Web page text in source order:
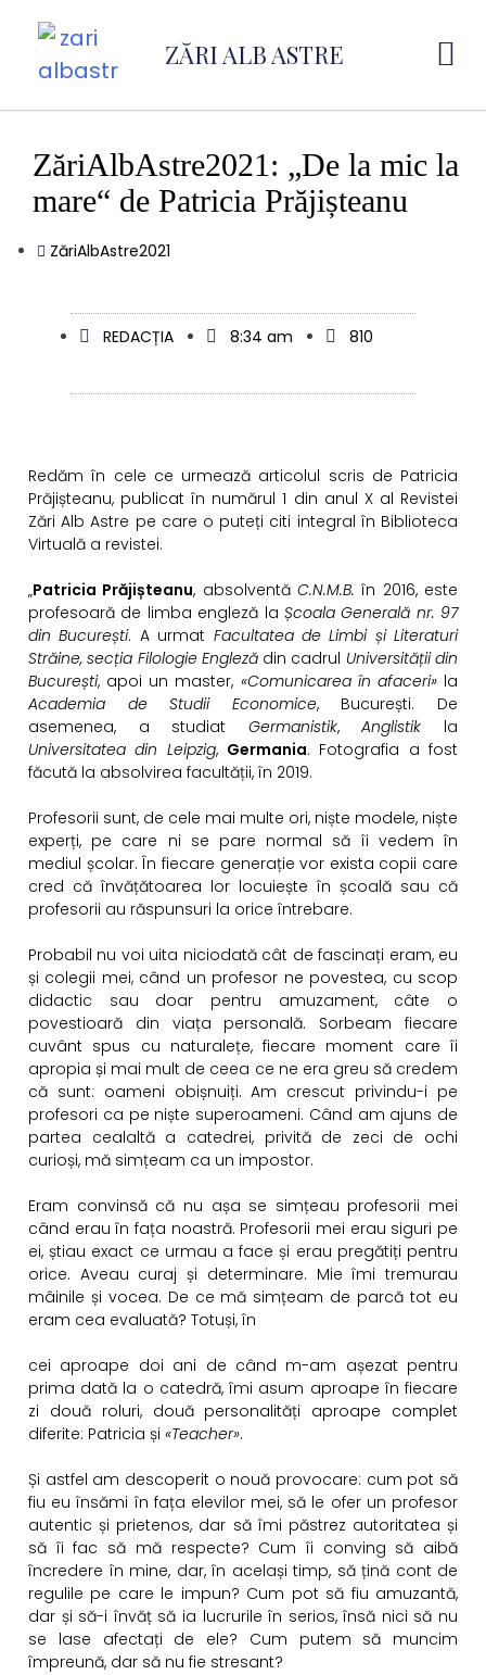
ZĂRI ALB ASTRE
ZăriAlbAstre2021: „De la mic la
mare“ de Patricia Prăjișteanu
ZăriAlbAstre2021
REDACȚIA 8:34 am 810
Redăm în cele ce urmează articolul scris de Patricia
Prăjișteanu, publicat în numărul 1 din anul X al Revistei
Zări Alb Astre pe care o puteți citi integral în Biblioteca
Virtuală a revistei.
„Patricia Prăjișteanu, absolventăC.N.M.B. în 2016, este
profesoară de limba engleză la Școala Generală nr. 97
din București. A urmat Facultatea de Limbi și Literaturi
Străine, secția Filologie Englezădin cadrul Universității din
București, apoi un master, «Comunicarea în afaceri»la
Academia de Studii Economice, București. De
asemenea, a studiat Germanistik,Anglistik la
Universitatea din Leipzig, Germania. Fotografia a fost
făcută la absolvirea facultății, în 2019.
Profesorii sunt, de cele mai multe ori, niște modele, niște
experți, pe care ni se pare normal să îi vedem în
mediul școlar. În fiecare generație vor exista copii care
cred că învățătoarea lor locuiește în școală sau că
profesorii au răspunsuri la orice întrebare.
Probabil nu voi uita niciodată cât de fascinați eram, eu
și colegii mei, când un profesor ne povestea, cu scop
didactic sau doar pentru amuzament, câte o
povestioară din viața personală. Sorbeam fiecare
cuvânt spus cu naturalețe, fiecare moment care îi
apropia și mai mult de ceea ce ne era greu să credem
că sunt: oameni obișnuiți. Am crescut privindu-i pe
profesori ca pe niște superoameni. Când am ajuns de
partea cealaltă a catedrei, privită de zeci de ochi
curioși, mă simțeam ca un impostor.
Eram convinsă că nu așa se simțeau profesorii mei
când erau în fața noastră. Profesorii mei erau siguri pe
ei, știau exact ce urmau a face și erau pregătiți pentru
orice. Aveau curaj și determinare. Mie îmi tremurau
mâinile și vocea. De ce mă simțeam de parcă tot eu
eram cea evaluată? Totuși, în
cei aproape doi ani de când m-am așezat pentru
prima dată la o catedră, îmi asum aproape în fiecare
zi două roluri, două personalități aproape complet
diferite: Patricia și «Teacher».
Și astfel am descoperit o nouă provocare: cum pot să
fiu eu însămi în fața elevilor mei, să le ofer un profesor
autentic și prietenos, dar să îmi păstrez autoritatea și
să îi fac să mă respecte? Cum îi conving să aibă
încredere în mine, dar, în același timp, să țină cont de
regulile pe care le impun? Cum pot să fiu amuzantă,
dar și să-i învăț să ia lucrurile în serios, însă nici să nu
se lase afectați de ele? Cum putem să muncim
împreună, dar să nu fie stresant?